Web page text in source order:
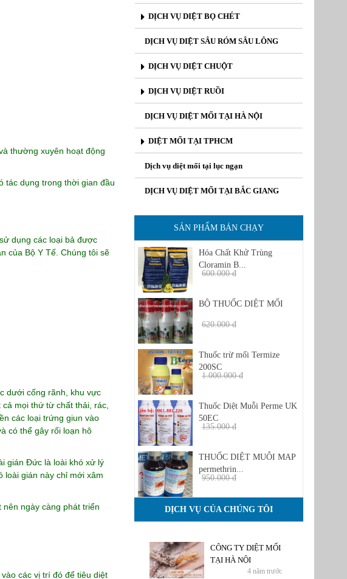
thường xuyên hoạt động
tác dụng trong thời gian đầu
dụng các loại bả được
của Bộ Y Tế. Chúng tôi sẽ
dưới cống rãnh, khu vực
mọi thứ từ chất thải, rác,
các loại trứng giun vào
có thể gây rối loạn hô
gián Đức là loài khó xử lý
loài gián này chỉ mới xâm
ngày càng phát triển
các vị trí đó để tiêu diệt
DỊCH VỤ DIỆT BỌ CHÉT
DỊCH VỤ DIỆT SÂU RÓM SÂU LÔNG
DỊCH VỤ DIỆT CHUỘT
DỊCH VỤ DIỆT RUỒI
DỊCH VỤ DIỆT MỐI TẠI HÀ NỘI
DIỆT MỐI TẠI TPHCM
Dịch vụ diệt mối tại lục ngạn
DỊCH VỤ DIỆT MỐI TẠI BẮC GIANG
SẢN PHẨM BÁN CHẠY
Hóa Chất Khử Trùng
Cloramin B...
600.000 đ
BỘ THUỐC DIỆT MỐI
620.000 đ
Thuốc trừ mối Termize
200SC
1.000.000 đ
Thuốc Diệt Muỗi Perme UK
50EC
135.000 đ
THUỐC DIỆT MUỖI MAP
permethrin...
950.000 đ
DỊCH VỤ CỦA CHÚNG TÔI
CÔNG TY DIỆT MỐI
TẠI HÀ NỘI
4 năm trước